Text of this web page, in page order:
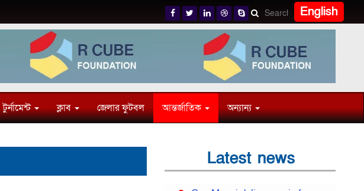
English
টুর্নামেন্ট ক্লাব জেলার ফুটবল আন্তর্জাতিক অন্যান্য
Latest news